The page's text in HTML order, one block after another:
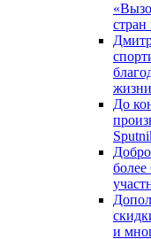
стран
До
и